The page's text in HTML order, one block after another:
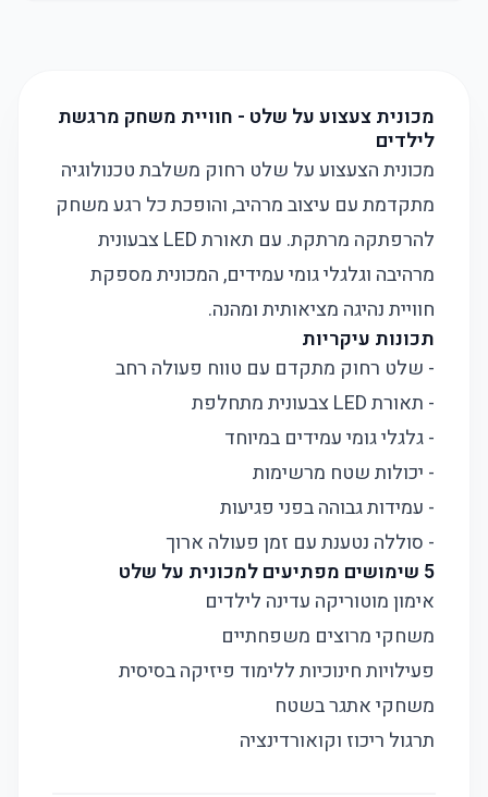
מכונית צעצוע על שלט - חוויית משחק מרגשת
לילדים
מכונית הצעצוע על שלט רחוק משלבת טכנולוגיה
מתקדמת עם עיצוב מרהיב, והופכת כל רגע משחק
להרפתקה מרתקת. עם תאורת LED צבעונית
מרהיבה וגלגלי גומי עמידים, המכונית מספקת
חוויית נהיגה מציאותית ומהנה.
תכונות עיקריות
- שלט רחוק מתקדם עם טווח פעולה רחב
- תאורת LED צבעונית מתחלפת
- גלגלי גומי עמידים במיוחד
- יכולות שטח מרשימות
- עמידות גבוהה בפני פגיעות
- סוללה נטענת עם זמן פעולה ארוך
5 שימושים מפתיעים למכונית על שלט
אימון מוטוריקה עדינה לילדים
משחקי מרוצים משפחתיים
פעילויות חינוכיות ללימוד פיזיקה בסיסית
משחקי אתגר בשטח
תרגול ריכוז וקואורדינציה